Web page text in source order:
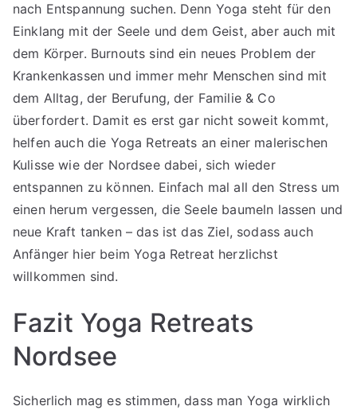
nach Entspannung suchen. Denn Yoga steht für den
Einklang mit der Seele und dem Geist, aber auch mit
dem Körper. Burnouts sind ein neues Problem der
Krankenkassen und immer mehr Menschen sind mit
dem Alltag, der Berufung, der Familie & Co
überfordert. Damit es erst gar nicht soweit kommt,
helfen auch die Yoga Retreats an einer malerischen
Kulisse wie der Nordsee dabei, sich wieder
entspannen zu können. Einfach mal all den Stress um
einen herum vergessen, die Seele baumeln lassen und
neue Kraft tanken – das ist das Ziel, sodass auch
Anfänger hier beim Yoga Retreat herzlichst
willkommen sind.
Fazit Yoga Retreats
Nordsee
Sicherlich mag es stimmen, dass man Yoga wirklich